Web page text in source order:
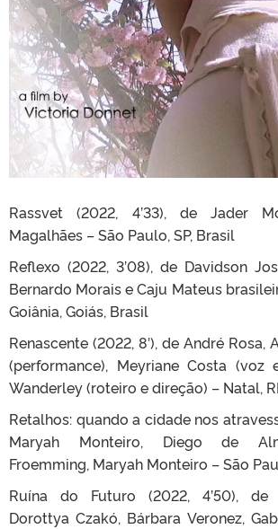
Rassvet (2022, 4’33), de Jader
Magalhães – São Paulo, SP, Brasil
Reflexo (2022, 3’08), de Davidson
Bernardo Morais e Caju Mateus
Goiânia, Goiás, Brasil
Renascente (2022, 8′), de André Rosa,
(performance), Meyriane Costa (voz
Wanderley (roteiro e direção) – Natal,
Retalhos: quando a cidade nos
Maryah Monteiro, Diego de
Froemming, Maryah Monteiro – São
Ruína do Futuro (2022, 4’50), de
Dorottya Czakó, Bárbara Veronez,